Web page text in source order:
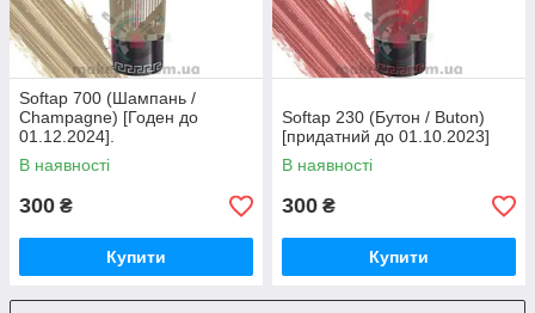
Softap 700 (Шампань /
Champagne) [Годен до
01.12.2024].
В наявності
300 ₴
Купити
Softap 230 (Бутон / Buton)
[придатний до 01.10.2023]
В наявності
300 ₴
Купити